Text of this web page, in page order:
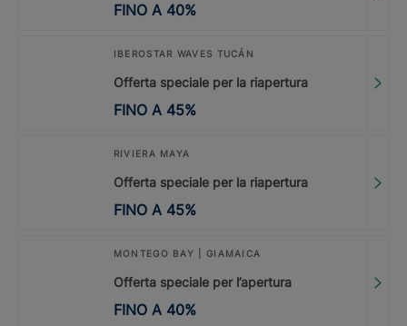
FINO A 40%
IBEROSTAR WAVES TUCÁN
Offerta speciale per la riapertura
FINO A 45%
RIVIERA MAYA
Offerta speciale per la riapertura
FINO A 45%
MONTEGO BAY | GIAMAICA
Offerta speciale per l’apertura
FINO A 40%